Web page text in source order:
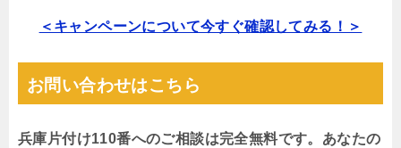
＜キャンペーンについて今すぐ確認してみる！＞
お問い合わせはこちら
兵庫片付け110番へのご相談は完全無料です。あなたの